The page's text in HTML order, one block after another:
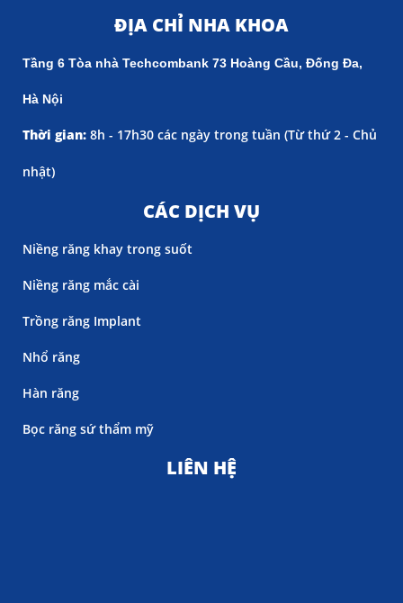
ĐỊA CHỈ NHA KHOA
Tầng 6 Tòa nhà Techcombank 73 Hoàng Cầu, Đống Đa,
Hà Nội
Thời gian: 8h - 17h30 các ngày trong tuần (Từ thứ 2 - Chủ
nhật)
CÁC DỊCH VỤ
Niềng răng khay trong suốt
Niềng răng mắc cài
Trồng răng Implant
Nhổ răng
Hàn răng
Bọc răng sứ thẩm mỹ
LIÊN HỆ